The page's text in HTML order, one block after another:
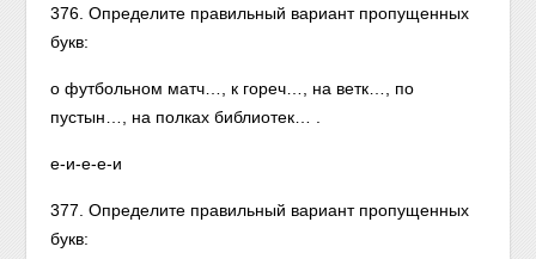
376. Определите правильный вариант пропущенных
букв:
о футбольном матч…, к гореч…, на ветк…, по
пустын…, на полках библиотек… .
е-и-е-е-и
377. Определите правильный вариант пропущенных
букв: